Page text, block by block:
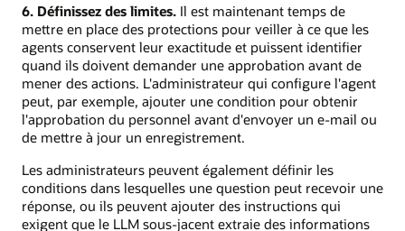
6. Définissez des limites. Il est maintenant temps de
mettre en place des protections pour veiller à ce que les
agents conservent leur exactitude et puissent identifier
quand ils doivent demander une approbation avant de
mener des actions. L'administrateur qui configure l'agent
peut, par exemple, ajouter une condition pour obtenir
l'approbation du personnel avant d'envoyer un e-mail ou
de mettre à jour un enregistrement.
Les administrateurs peuvent également définir les
conditions dans lesquelles une question peut recevoir une
réponse, ou ils peuvent ajouter des instructions qui
exigent que le LLM sous-jacent extraie des informations